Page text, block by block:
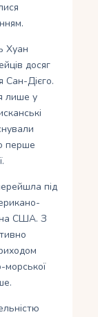
Хуан
досяг
Сан-Дієго.
лише у
перше
під
США. З
морської